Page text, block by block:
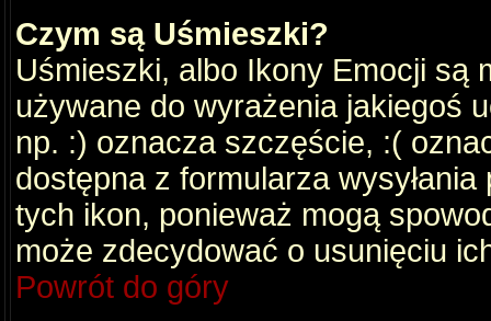
Czym są Uśmieszki?
Uśmieszki, albo Ikony Emocji są
używane do wyrażenia jakiegoś
np. :) oznacza szczęście, :(
dostępna z formularza
tych ikon, ponieważ mogą
może zdecydować o usunięciu
Powrót do góry